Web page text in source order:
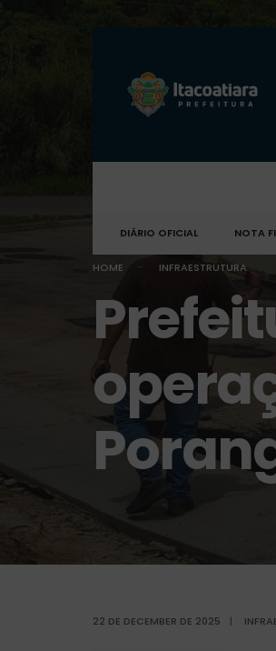
DIÁRIO OFICIAL NOTA
HOME INFRAESTRUTURA
22 DE DECEMBER DE 2025 |